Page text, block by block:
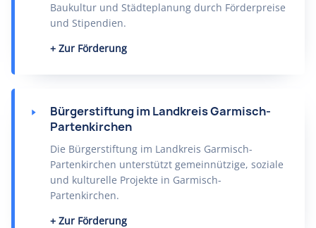
Baukultur und Städteplanung durch Förderpreise
und Stipendien.
Zur Förderung
Bürgerstiftung im Landkreis Garmisch-
Partenkirchen
Die Bürgerstiftung im Landkreis Garmisch-
Partenkirchen unterstützt gemeinnützige, soziale
und kulturelle Projekte in Garmisch-
Partenkirchen.
Zur Förderung